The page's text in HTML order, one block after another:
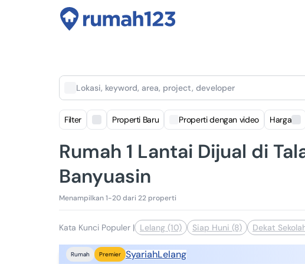
Lokasi, keyword, area, project, developer
Filter Properti Baru Properti dengan video Harga
Rumah 1 Lantai Dijual di
Banyuasin
Menampilkan 1-20 dari 22 properti
Kata Kunci Populer | Lelang (10) Siap Huni (8) Dekat
Rumah Premier SyariahLelang